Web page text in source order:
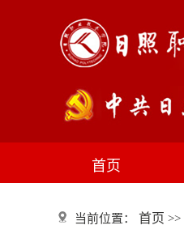
首页
当前位置： 首页 >>